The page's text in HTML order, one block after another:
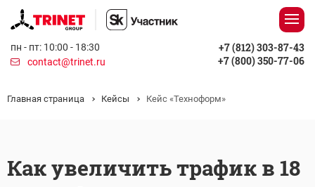
пн - пт: 10:00 - 18:30
contact@trinet.ru
+7 (812) 303-87-43
+7 (800) 350-77-06
Главная страница Кейсы Кейс «Техноформ»
Как увеличить трафик в 18